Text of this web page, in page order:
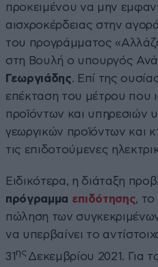
προκειμένου να μην
αισχροκέρδειας στην
του προγράμματος
στη Βουλή ο υπουργός
Γεωργιάδης. Επί της
επέκταση του μέτρου που
προϊόντων και υπηρεσιών
γεωργικών προϊόντων και
τις επιδοτούμενες
Ειδικότερα, η διάταξη
πρόγραμμα επιδότησης, το
πώληση των
να υπερβαίνει το
31 ης Δεκεμβρίου 2021. Για